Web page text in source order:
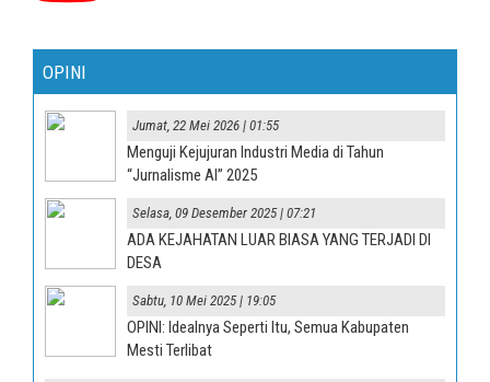
OPINI
Jumat, 22 Mei 2026 | 01:55
Menguji Kejujuran Industri Media di Tahun
“Jurnalisme AI” 2025
Selasa, 09 Desember 2025 | 07:21
ADA KEJAHATAN LUAR BIASA YANG TERJADI DI
DESA
Sabtu, 10 Mei 2025 | 19:05
OPINI: Idealnya Seperti Itu, Semua Kabupaten
Mesti Terlibat